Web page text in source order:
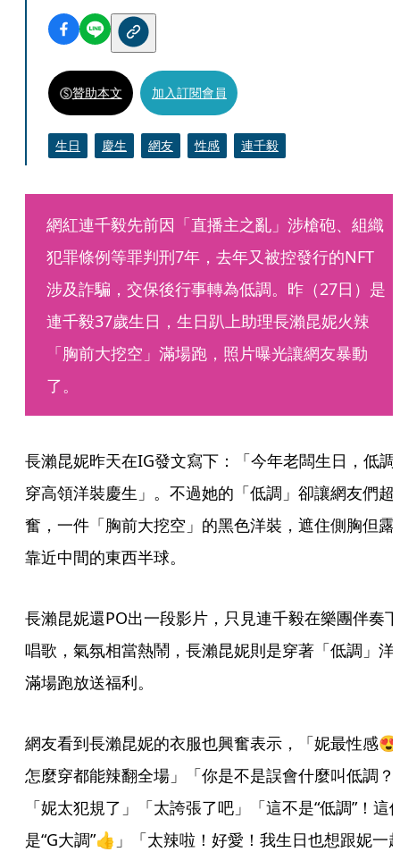
贊助本文 加入訂閱會員
生日 慶生 網友 性感 連千毅
網紅連千毅先前因「直播主之亂」涉槍砲、組織
犯罪條例等罪判刑7年，去年又被控發行的NFT
涉及詐騙，交保後行事轉為低調。昨（27日）是
連千毅37歲生日，生日趴上助理長瀨昆妮火辣
「胸前大挖空」滿場跑，照片曝光讓網友暴動
了。
長瀨昆妮昨天在IG發文寫下：「今年老闆生日，低調
穿高領洋裝慶生」。不過她的「低調」卻讓網友們超
奮，一件「胸前大挖空」的黑色洋裝，遮住側胸但露
靠近中間的東西半球。
長瀨昆妮還PO出一段影片，只見連千毅在樂團伴奏下
唱歌，氣氛相當熱鬧，長瀨昆妮則是穿著「低調」洋
滿場跑放送福利。
網友看到長瀨昆妮的衣服也興奮表示，「妮最性感😍
怎麼穿都能辣翻全場」「你是不是誤會什麼叫低調？
「妮太犯規了」「太誇張了吧」「這不是“低調”！這
是“G大調”👍」「太辣啦！好愛！我生日也想跟妮一